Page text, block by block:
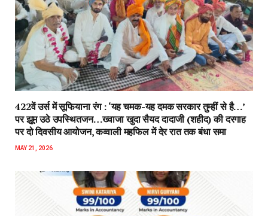
422वें उर्स में सूफियाना रंग : ‘यह चमक-यह दमक सरकार तुम्हीं से है…’
पर झूम उठे उपस्थितजन…ख्वाजा खुदा सैयद दादाजी (शहीद) की दरगाह
पर दो दिवसीय आयोजन, कव्वाली महफिल में देर रात तक बंधा समा
MAY 21, 2026